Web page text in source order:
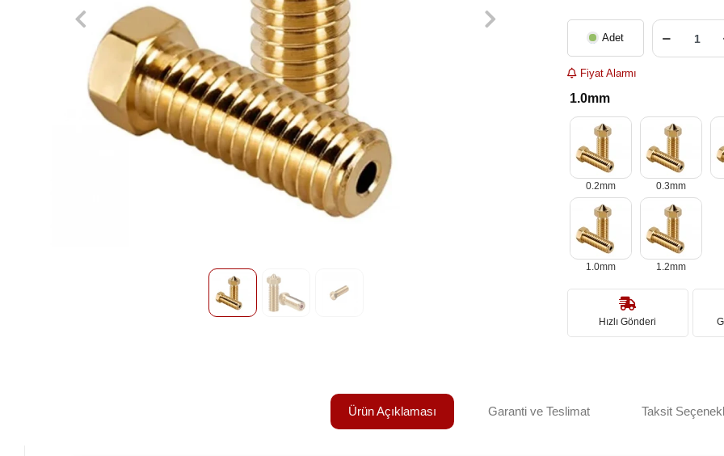
Adet
Fiyat Alarmı
1.0mm
0.2mm 0.3mm
1.0mm 1.2mm
Hızlı Gönderi
Ürün Açıklaması Garanti ve Teslimat Taksit